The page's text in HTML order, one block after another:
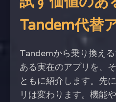
Tandem代替
Tandemから乗り換え
ある実在のアプリを、
ともに紹介します。先
リは変わります。機能